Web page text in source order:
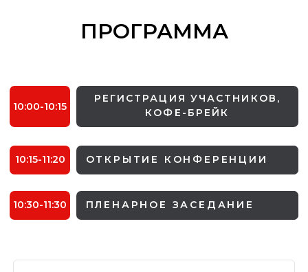
ПРОГРАММА
РАБОТА СЕКЦИЙ
11:30-13:30